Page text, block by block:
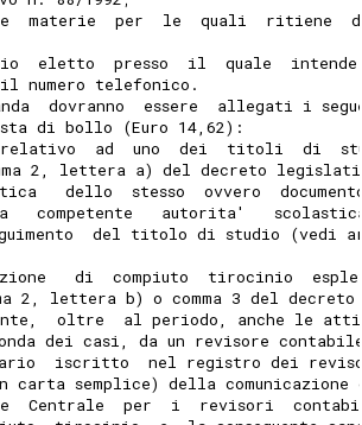
materie  per  le  quali  ritiene
eletto  presso  il  quale
il numero telefonico.
dovranno  essere  allegati i
di bollo (Euro 14,62):
ad  uno  dei  titoli  di
2, lettera a) del decreto
dello  stesso  ovvero
competente   autorita'
del titolo di studio (vedi
di  compiuto  tirocinio
2, lettera b) o comma 3 del
oltre  al periodo, anche le
dei casi, da un revisore
iscritto  nel registro dei
carta semplice) della comunicazione
Centrale  per  i  revisori